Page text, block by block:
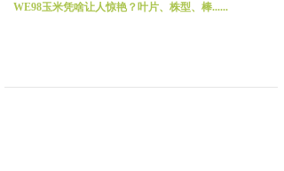
WE98玉米凭啥让人惊艳？叶片、株型、棒......